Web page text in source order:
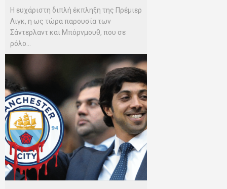
Η ευχάριστη διπλή έκπληξη της Πρέμιερ
Λιγκ, η ως τώρα παρουσία των
Σάντερλαντ και Μπόρνμουθ, που σε
ρόλο...